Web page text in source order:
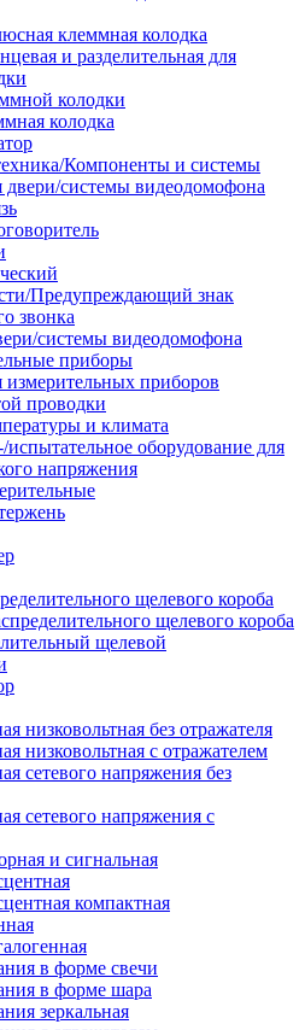
клеммная колодка
и разделительная для
колодки
колодка
Компоненты и системы
двери/системы видеодомофона
Предупреждающий знак
звонка
системы видеодомофона
приборы
измерительных приборов
проводки
и климата
испытательное оборудование для
напряжения
щелевого короба
щелевого короба
щелевой
низковольтная без отражателя
низковольтная с отражателем
сетевого напряжения без
сетевого напряжения с
и сигнальная
компактная
в форме свечи
в форме шара
зеркальная